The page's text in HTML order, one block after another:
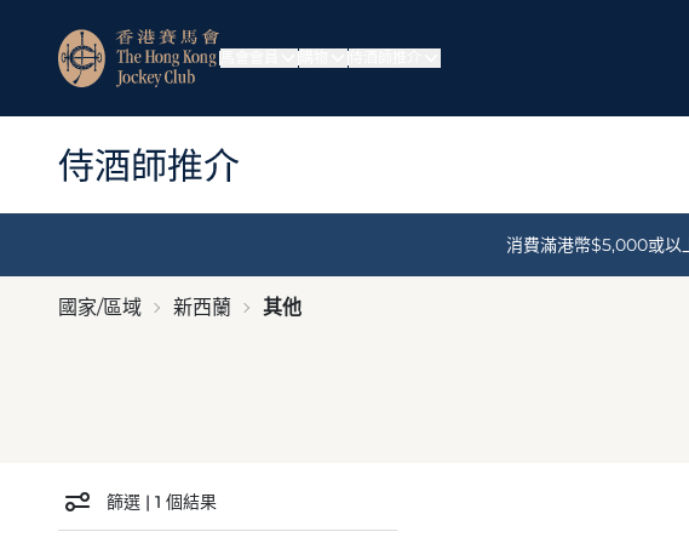
消費滿港幣$5,000或以
國家/區域 新西蘭 其他
篩選 | 1 個結果